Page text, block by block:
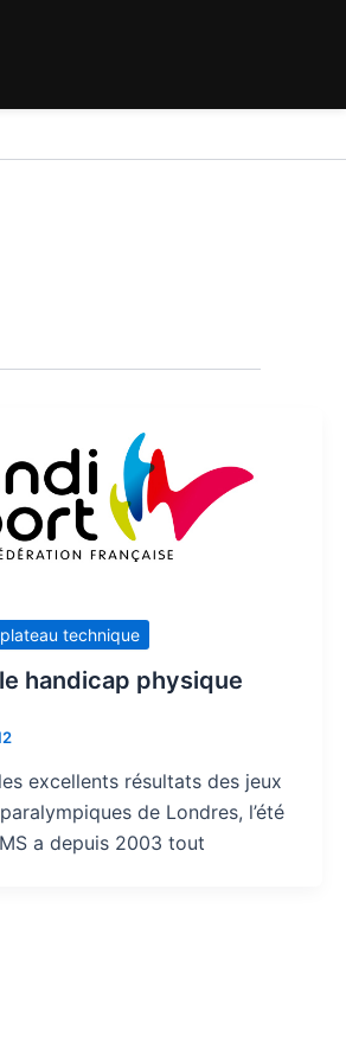
technique
handicap physique
excellents résultats des jeux
de Londres, l’été
a depuis 2003 tout